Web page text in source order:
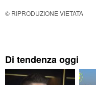
© RIPRODUZIONE VIETATA
Di tendenza oggi